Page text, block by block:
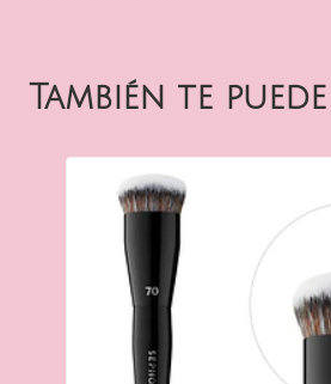
También te